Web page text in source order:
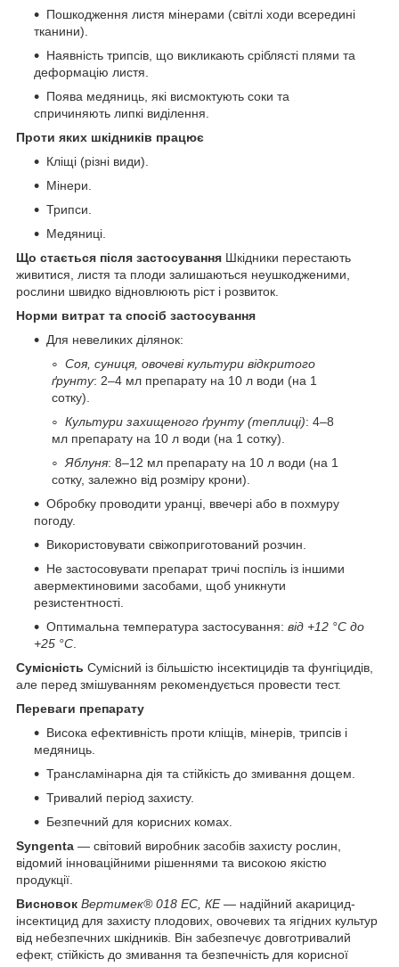
Пошкодження листя мінерами (світлі ходи всередині
тканини).
Наявність трипсів, що викликають сріблясті плями та
деформацію листя.
Поява медяниць, які висмоктують соки та
спричиняють липкі виділення.
Проти яких шкідників працює
Кліщі (різні види).
Мінери.
Трипси.
Медяниці.
Що стається після застосування Шкідники перестають
живитися, листя та плоди залишаються неушкодженими,
рослини швидко відновлюють ріст і розвиток.
Норми витрат та спосіб застосування
Для невеликих ділянок:
Соя, суниця, овочеві культури відкритого
ґрунту: 2–4 мл препарату на 10 л води (на 1
сотку).
Культури захищеного ґрунту (теплиці): 4–8
мл препарату на 10 л води (на 1 сотку).
Яблуня: 8–12 мл препарату на 10 л води (на 1
сотку, залежно від розміру крони).
Обробку проводити уранці, ввечері або в похмуру
погоду.
Використовувати свіжоприготований розчин.
Не застосовувати препарат тричі поспіль із іншими
авермектиновими засобами, щоб уникнути
резистентності.
Оптимальна температура застосування: від +12 °C до
+25 °C
Сумісність Сумісний із більшістю інсектицидів та фунгіцидів,
але перед змішуванням рекомендується провести тест.
Переваги препарату
Висока ефективність проти кліщів, мінерів, трипсів і
медяниць.
Трансламінарна дія та стійкість до змивання дощем.
Тривалий період захисту.
Безпечний для корисних комах.
Syngenta — світовий виробник засобів захисту рослин,
відомий інноваційними рішеннями та високою якістю
продукції.
Висновок Вертимек® 018 EC, КЕ— надійний акарицид-
інсектицид для захисту плодових, овочевих та ягідних культур
від небезпечних шкідників. Він забезпечує довготривалий
ефект, стійкість до змивання та безпечність для корисної